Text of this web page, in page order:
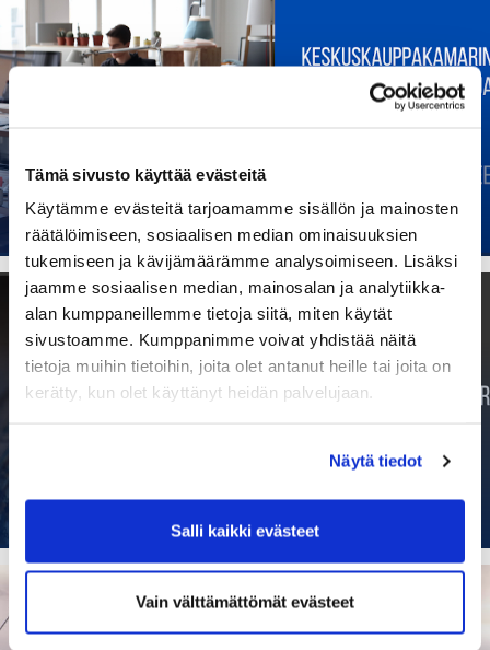
Tämä sivusto käyttää evästeitä
Käytämme evästeitä tarjoamamme sisällön ja mainosten
räätälöimiseen, sosiaalisen median ominaisuuksien
tukemiseen ja kävijämäärämme analysoimiseen. Lisäksi
jaamme sosiaalisen median, mainosalan ja analytiikka-
alan kumppaneillemme tietoja siitä, miten käytät
sivustoamme. Kumppanimme voivat yhdistää näitä
tietoja muihin tietoihin, joita olet antanut heille tai joita on
kerätty, kun olet käyttänyt heidän palvelujaan.
Näytä tiedot
Salli kaikki evästeet
Vain välttämättömät evästeet
siirtymiseen
TIEDOTTEET | 12.05.2020 10:46
Kauppakamarin vientijohtajabarometri:
04.05.2020 09:58